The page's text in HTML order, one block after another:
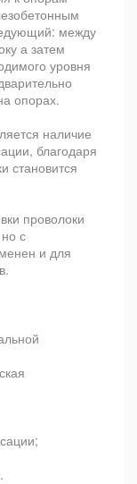
между
а затем
уровня
опорах.
наличие
благодаря
становится
проволоки
с
и для